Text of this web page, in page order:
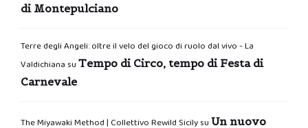
di Montepulciano
Terre degli Angeli: oltre il velo del gioco di ruolo dal vivo - La
Valdichiana su Tempo di Circo, tempo di Festa di
Carnevale
The Miyawaki Method | Collettivo Rewild Sicilysu Un nuovo